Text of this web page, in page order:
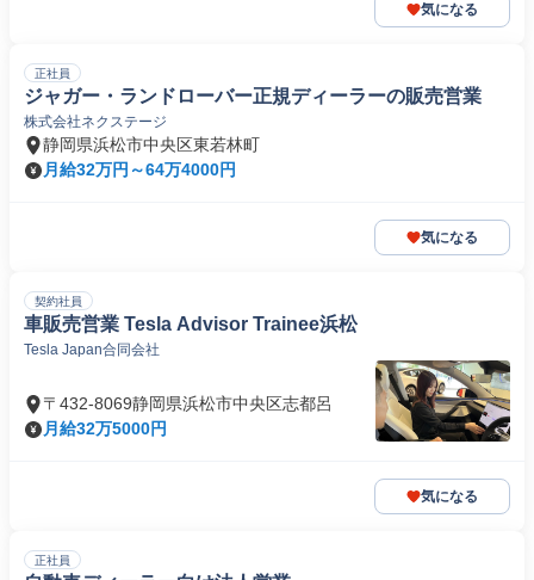
気になる
正社員
ジャガー・ランドローバー正規ディーラーの販売営業
株式会社ネクステージ
静岡県浜松市中央区東若林町
月給32万円～64万4000円
気になる
契約社員
車販売営業 Tesla Advisor Trainee浜松
Tesla Japan合同会社
〒432-8069静岡県浜松市中央区志都呂
月給32万5000円
気になる
正社員